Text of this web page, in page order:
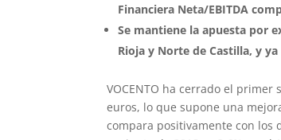
Financiera Neta/EBITDA
Se mantiene la apuesta por
Rioja y Norte de Castilla, y
VOCENTO ha cerrado el primer
euros, lo que supone una
compara positivamente con los